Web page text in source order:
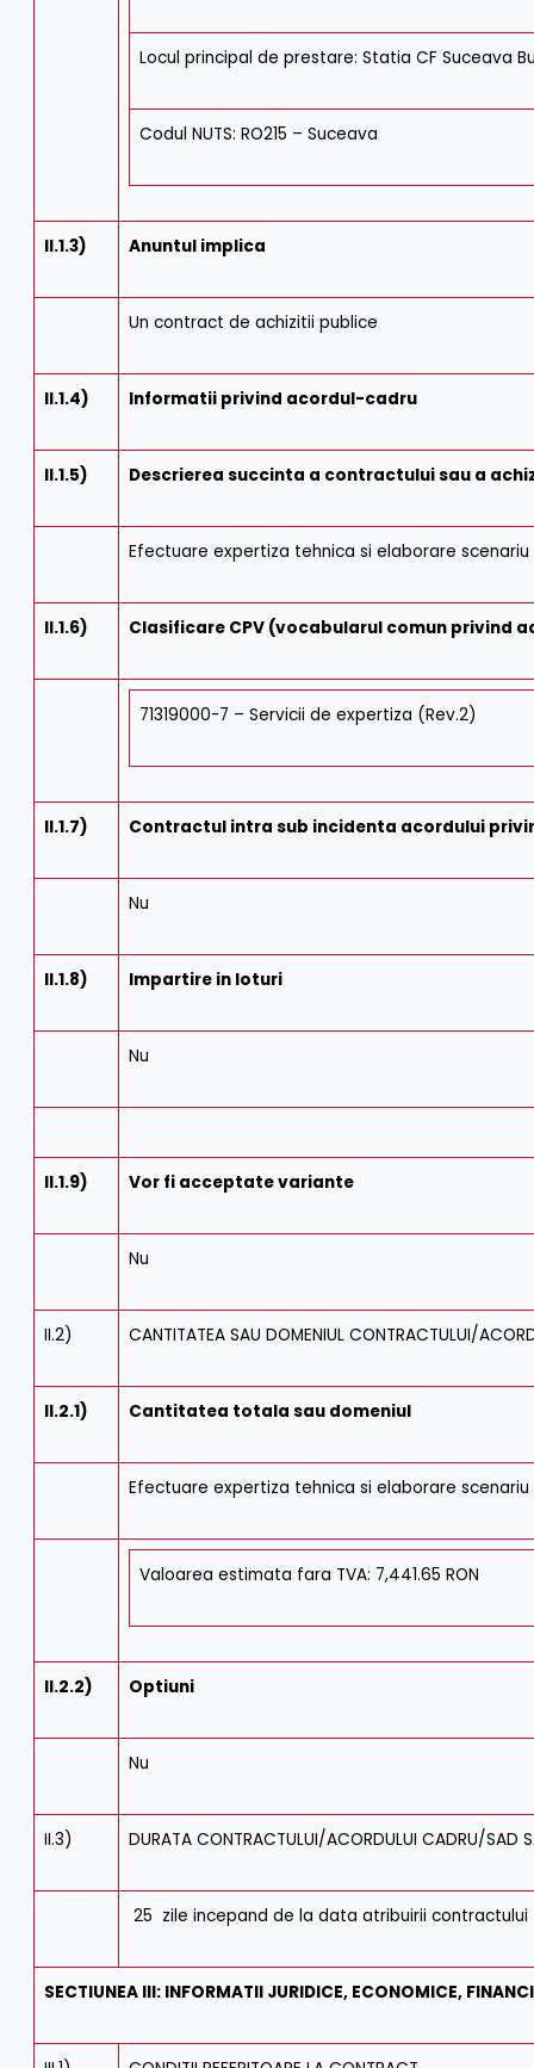
Locul principal de prestare: Statia CF Suceava
Codul NUTS: RO215 – Suceava
II.1.3) Anuntul implica
Un contract de achizitii publice
II.1.4) Informatii privind acordul-cadru
II.1.5) Descrierea succinta a contractului sau a
Efectuare expertiza tehnica si elaborare
II.1.6) Clasificare CPV (vocabularul comun privind
71319000-7 – Servicii de expertiza (Rev.2)
II.1.7) Contractul intra sub incidenta acordului
Nu
II.1.8) Impartire in loturi
Nu
II.1.9) Vor fi acceptate variante
Nu
II.2) CANTITATEA SAU DOMENIUL CONTRACTULUI/
II.2.1) Cantitatea totala sau domeniul
Efectuare expertiza tehnica si elaborare
Valoarea estimata fara TVA: 7,441.65 RON
II.2.2) Optiuni
Nu
II.3) DURATA CONTRACTULUI/ACORDULUI CADRU/SAD
25 zile incepand de la data atribuirii contractului
SECTIUNEA III: INFORMATII JURIDICE, ECONOMICE,